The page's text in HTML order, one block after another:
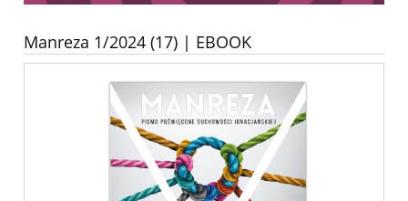
Manreza 1/2024 (17) | EBOOK